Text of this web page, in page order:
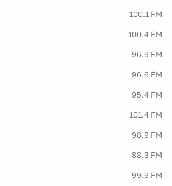
100.1 FM
100.4 FM
96.9 FM
96.6 FM
95.4 FM
101.4 FM
98.9 FM
88.3 FM
99.9 FM